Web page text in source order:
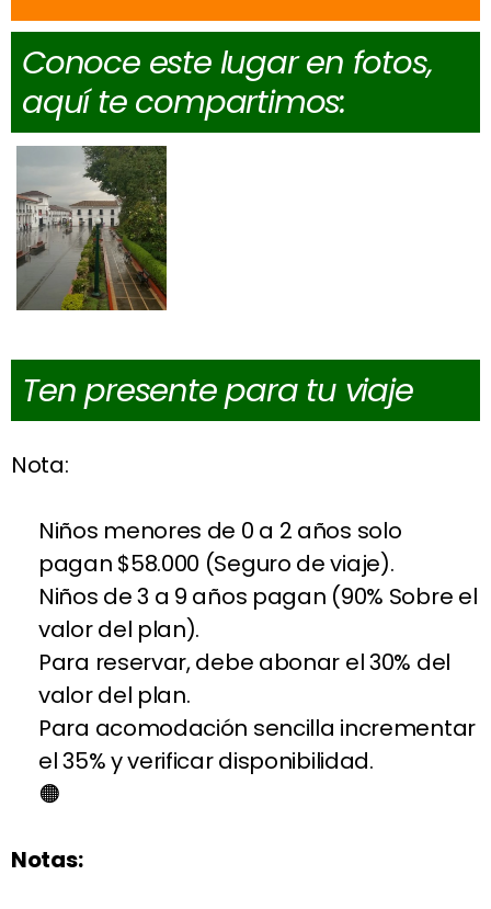
Conoce este lugar en fotos,
aquí te compartimos:
Ten presente para tu viaje
Nota:
Niños menores de 0 a 2 años solo
pagan $58.000 (Seguro de viaje).
Niños de 3 a 9 años pagan (90% Sobre el
valor del plan).
Para reservar, debe abonar el 30% del
valor del plan.
Para acomodación sencilla incrementar
el 35% y verificar disponibilidad.
Notas: